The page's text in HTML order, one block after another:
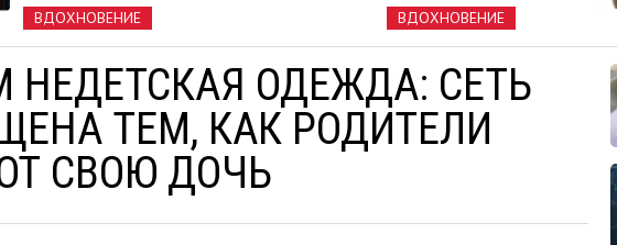
ВДОХНОВЕНИЕ
ВДОХНОВЕНИЕ
НЕДЕТСКАЯ ОДЕЖДА: СЕТЬ
ТЕМ, КАК РОДИТЕЛИ
СВОЮ ДОЧЬ